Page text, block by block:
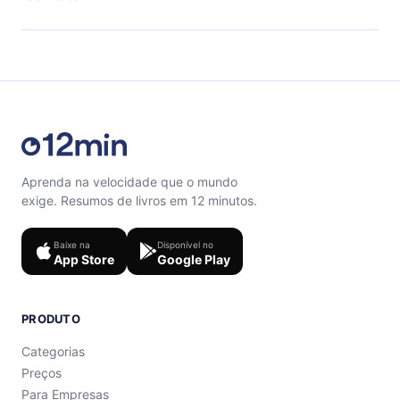
Sinta-se livre para entrar em contato por
Aprenda na velocidade que o mundo
exige. Resumos de livros em 12 minutos.
Baixe na
App Store
Disponível no
Google Play
PRODUTO
Categorias
Preços
Para Empresas